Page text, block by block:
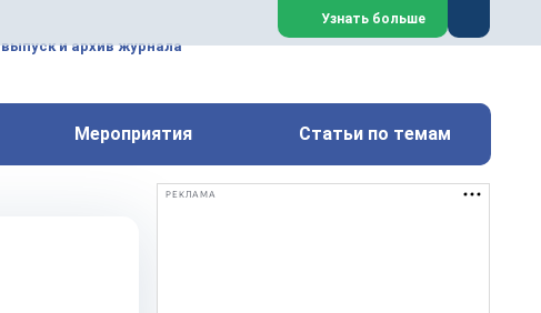
техническим обслуживанием
металлургических
Закрыть
Узнать больше
и архив журнала
Мероприятия Статьи по темам
РЕКЛАМА